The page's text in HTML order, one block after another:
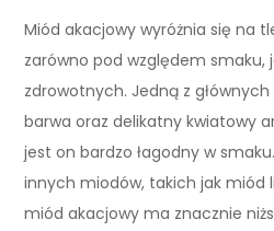
Miód akacjowy wyróżnia się na
zarówno pod względem smaku,
zdrowotnych. Jedną z
barwa oraz delikatny kwiatowy
jest on bardzo łagodny w
innych miodów, takich jak miód
miód akacjowy ma znacznie